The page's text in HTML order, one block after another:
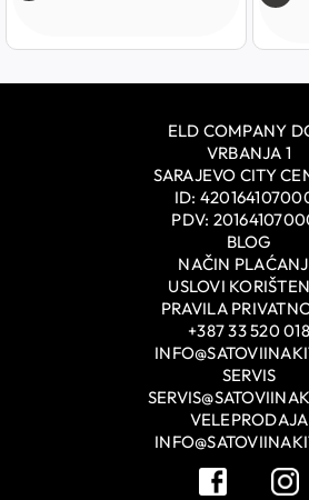
ELD COMPANY
VRBANJA 1
SARAJEVO CITY
ID:
PDV:
BLOG
NAČIN
USLOVI
PRAVILA
+387 33 520 018
SERVIS
VELEPRODAJA